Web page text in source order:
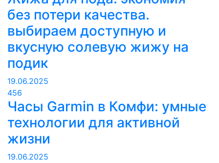
без потери качества.
выбираем доступную и
вкусную солевую жижу на
подик
19.06.2025
456
Часы Garmin в Комфи: умные
технологии для активной
жизни
19.06.2025